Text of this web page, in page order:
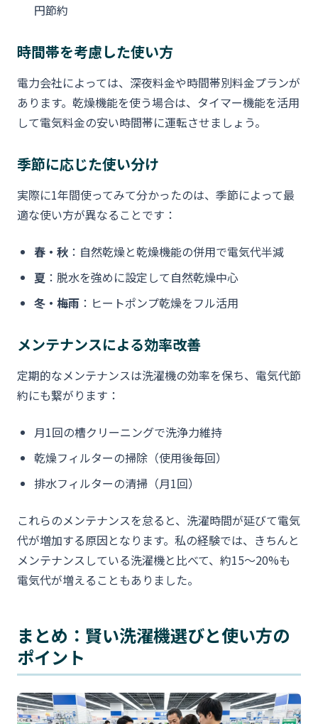
円節約
時間帯を考慮した使い方
電力会社によっては、深夜料金や時間帯別料金プランが
あります。乾燥機能を使う場合は、タイマー機能を活用
して電気料金の安い時間帯に運転させましょう。
季節に応じた使い分け
実際に1年間使ってみて分かったのは、季節によって最
適な使い方が異なることです：
春・秋 ：自然乾燥と乾燥機能の併用で電気代半減
夏 ：脱水を強めに設定して自然乾燥中心
冬・梅雨 ：ヒートポンプ乾燥をフル活用
メンテナンスによる効率改善
定期的なメンテナンスは洗濯機の効率を保ち、電気代節
約にも繋がります：
月1回の槽クリーニングで洗浄力維持
乾燥フィルターの掃除（使用後毎回）
排水フィルターの清掃（月1回）
これらのメンテナンスを怠ると、洗濯時間が延びて電気
代が増加する原因となります。私の経験では、きちんと
メンテナンスしている洗濯機と比べて、約15〜20%も
電気代が増えることもありました。
まとめ：賢い洗濯機選びと使い方の
ポイント